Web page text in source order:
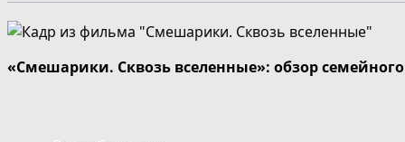
«Смешарики. Сквозь вселенные»: обзор